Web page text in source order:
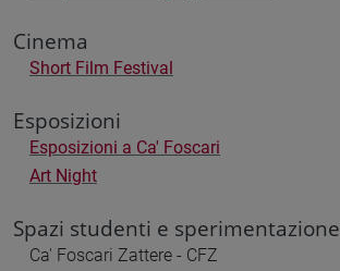
Cinema
Short Film Festival
Esposizioni
Esposizioni a Ca' Foscari
Art Night
Spazi studenti e sperimentazione
Ca' Foscari Zattere - CFZ